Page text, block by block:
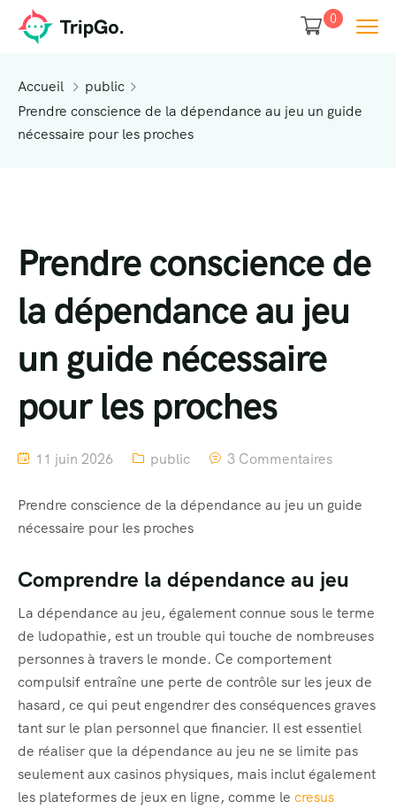
0
Accueil
public
Prendre conscience de la dépendance au jeu un guide
nécessaire pour les proches
Prendre conscience de
la dépendance au jeu
un guide nécessaire
pour les proches
11 juin 2026 public 3 Commentaires
Prendre conscience de la dépendance au jeu un guide
nécessaire pour les proches
Comprendre la dépendance au jeu
La dépendance au jeu, également connue sous le terme
de ludopathie, est un trouble qui touche de nombreuses
personnes à travers le monde. Ce comportement
compulsif entraîne une perte de contrôle sur les jeux de
hasard, ce qui peut engendrer des conséquences graves
tant sur le plan personnel que financier. Il est essentiel
de réaliser que la dépendance au jeu ne se limite pas
seulement aux casinos physiques, mais inclut également
les plateformes de jeux en ligne, comme le cresus